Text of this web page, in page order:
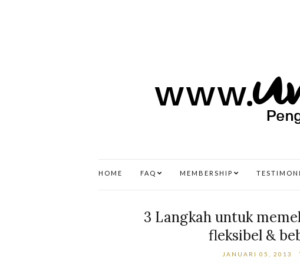
HOME FAQ MEMBERSHIP TESTIMONI
3 Langkah untuk
fleksibel &
JANUARI 05, 2013